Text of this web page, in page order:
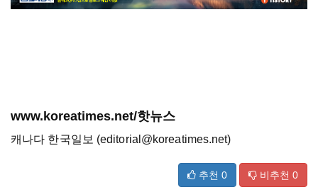
www.koreatimes.net/핫뉴스
캐나다 한국일보 (editorial@koreatimes.net)
추천 0 비추천 0